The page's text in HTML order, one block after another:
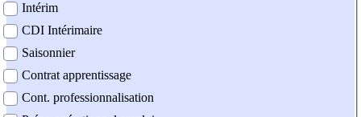
Intérim
CDI Intérimaire
Saisonnier
Contrat apprentissage
Cont. professionnalisation